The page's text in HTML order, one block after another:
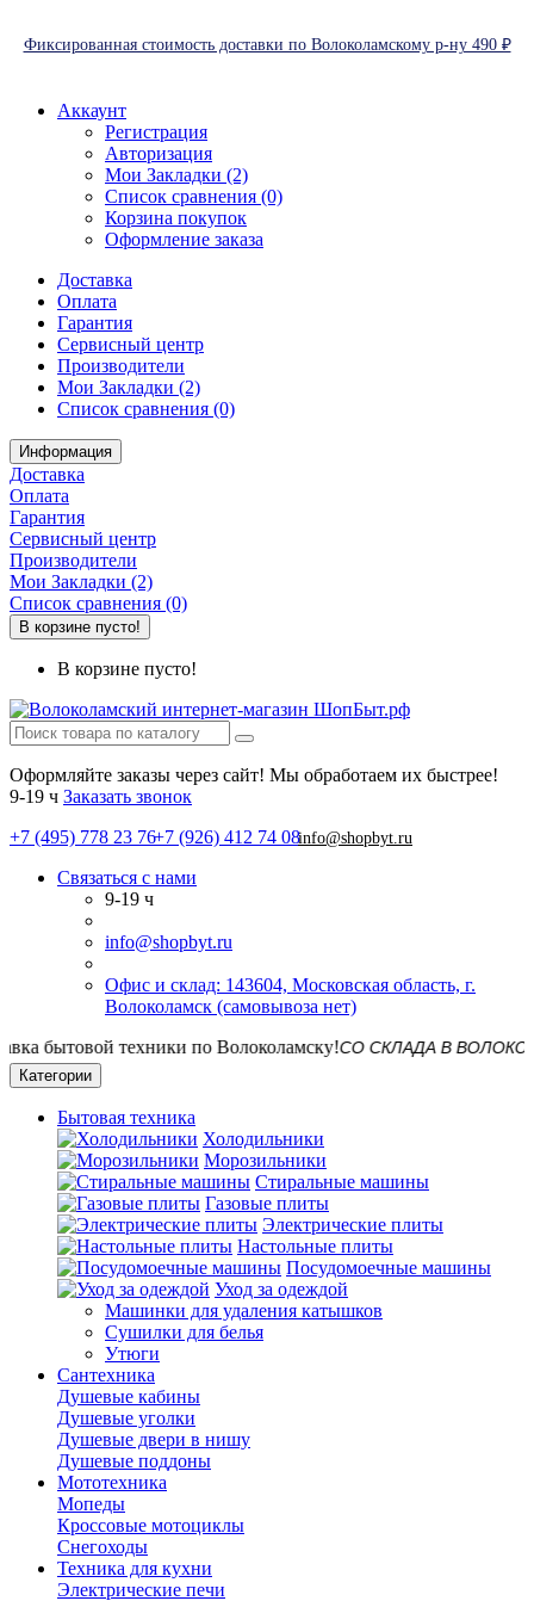
Фиксированная стоимость доставки по Волоколамскому р-ну 490 ₽
Аккаунт
Регистрация
Авторизация
Мои Закладки (2)
Список сравнения (0)
Корзина покупок
Оформление заказа
Доставка
Оплата
Гарантия
Сервисный центр
Производители
Мои Закладки (2)
Список сравнения (0)
Информация
Доставка
Оплата
Гарантия
Сервисный центр
Производители
Мои Закладки (2)
Список сравнения (0)
В корзине пусто!
В корзине пусто!
Оформляйте заказы через сайт! Мы обработаем их быстрее!
9-19 ч Заказать звонок
+7 (495) 778 23 76+7 (926) 412 74 08info@shopbyt.ru
Связаться с нами
9-19 ч
info@shopbyt.ru
Офис и склад: 143604, Московская область, г.
Волоколамск (самовывоза нет)
СО СКЛАДА В
Категории
Бытовая техника
Холодильники
Морозильники
Стиральные машины
Газовые плиты
Электрические плиты
Настольные плиты
Посудомоечные машины
Уход за одеждой
Машинки для удаления катышков
Сушилки для белья
Утюги
Сантехника
Душевые кабины
Душевые уголки
Душевые двери в нишу
Душевые поддоны
Мототехника
Мопеды
Кроссовые мотоциклы
Снегоходы
Техника для кухни
Электрические печи